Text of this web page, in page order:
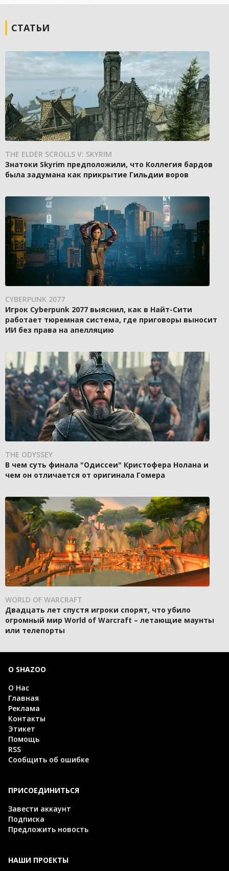
СТАТЬИ
THE ELDER SCROLLS V: SKYRIM
Знатоки Skyrim предположили, что Коллегия бардов
была задумана как прикрытие Гильдии воров
CYBERPUNK 2077
Игрок Cyberpunk 2077 выяснил, как в Найт-Сити
работает тюремная система, где приговоры выносит
ИИ без права на апелляцию
THE ODYSSEY
В чем суть финала "Одиссеи" Кристофера Нолана и
чем он отличается от оригинала Гомера
WORLD OF WARCRAFT
Двадцать лет спустя игроки спорят, что убило
огромный мир World of Warcraft – летающие маунты
или телепорты
О SHAZOO
О Нас
Главная
Реклама
Контакты
Этикет
Помощь
RSS
Сообщить об ошибке
ПРИСОЕДИНИТЬСЯ
Завести аккаунт
Подписка
Предложить новость
НАШИ ПРОЕКТЫ